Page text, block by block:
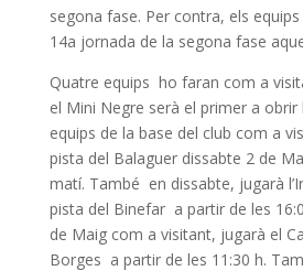
segona fase. Per contra, els
14a jornada de la segona fase
Quatre equips ho faran com a
el Mini Negre serà el primer a obrir
equips de la base del club com a
pista del Balaguer dissabte 2 de
matí. També en dissabte, jugarà
pista del Binefar a partir de les
de Maig com a visitant, jugarà el
Borges a partir de les 11:30 h.